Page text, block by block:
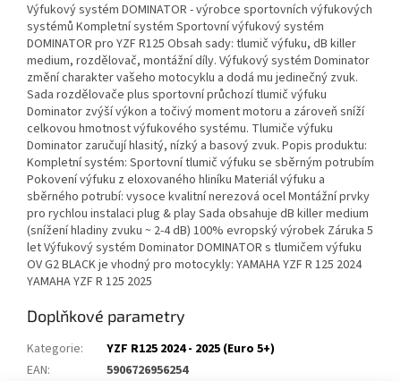
Výfukový systém DOMINATOR - výrobce sportovních výfukových
systémů Kompletní systém Sportovní výfukový systém
DOMINATOR pro YZF R125 Obsah sady: tlumič výfuku, dB killer
medium, rozdělovač, montážní díly. Výfukový systém Dominator
změní charakter vašeho motocyklu a dodá mu jedinečný zvuk.
Sada rozdělovače plus sportovní průchozí tlumič výfuku
Dominator zvýší výkon a točivý moment motoru a zároveň sníží
celkovou hmotnost výfukového systému. Tlumiče výfuku
Dominator zaručují hlasitý, nízký a basový zvuk. Popis produktu:
Kompletní systém: Sportovní tlumič výfuku se sběrným potrubím
Pokovení výfuku z eloxovaného hliníku Materiál výfuku a
sběrného potrubí: vysoce kvalitní nerezová ocel Montážní prvky
pro rychlou instalaci plug & play Sada obsahuje dB killer medium
(snížení hladiny zvuku ~ 2-4 dB) 100% evropský výrobek Záruka 5
let Výfukový systém Dominator DOMINATOR s tlumičem výfuku
OV G2 BLACK je vhodný pro motocykly: YAMAHA YZF R 125 2024
YAMAHA YZF R 125 2025
Doplňkové parametry
Kategorie:
YZF R125 2024 - 2025 (Euro 5+)
EAN:
5906726956254